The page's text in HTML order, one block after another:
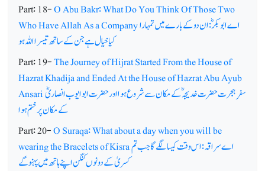
Part: 18-O Abu Bakr: What Do You Think Of Those Two
Who Have Allah As a Companyاے ابوبکرؓ: ان دو کے بارے میں تمہارا
کیا خیال ہے جن کے ساتھ تیسرا اللہ ہو
Part: 19-The Journey of Hijrat Started From the House of
Hazrat Khadija and Ended At the House of Hazrat Abu Ayub
Ansariسفر ِ ہجرت حضرت خدیجہ ؓکے مکان سے شروع ہوا اور حضرت ابوایوب انصاریؓ
کے مکان پر ختم ہوا
Part: 20-O Suraqa: What about a day when you will be
wearing the Bracelets of Kisraاے سراقہ: اس وقت کیسا لگے گا جب تم
کسریٰ کے دونوں کنگن اپنے ہاتھ میں پہنو گے